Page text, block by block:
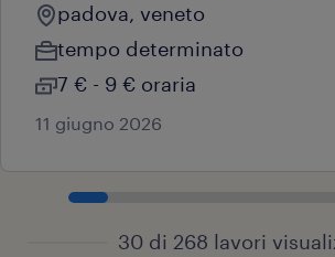
padova, veneto
tempo determinato
7 € - 9 € oraria
11 giugno 2026
30 di 268 lavori